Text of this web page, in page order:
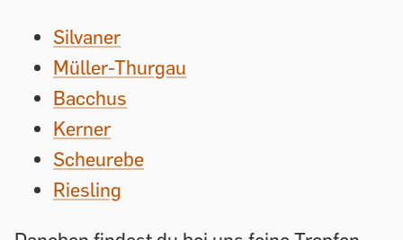
Silvaner
Müller-Thurgau
Bacchus
Kerner
Scheurebe
Riesling